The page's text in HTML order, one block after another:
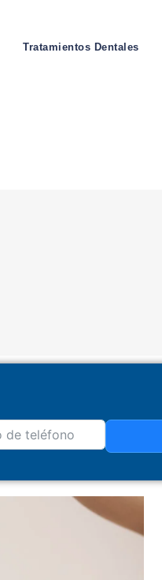
Tratamientos Dentales